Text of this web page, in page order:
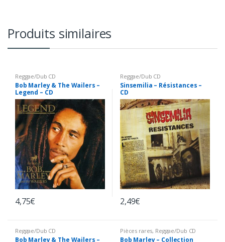
Produits similaires
Reggae/Dub CD
Bob Marley & The Wailers –
Legend – CD
4,75€
Reggae/Dub CD
Sinsemilia – Résistances –
CD
2,49€
Reggae/Dub CD
Bob Marley & The Wailers –
Pièces rares, Reggae/Dub CD
Bob Marley – Collection